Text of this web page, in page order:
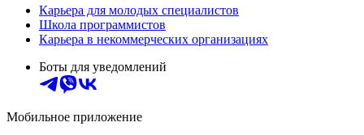
Карьера для молодых специалистов
Школа программистов
Карьера в некоммерческих организациях
Боты для уведомлений
Мобильное приложение